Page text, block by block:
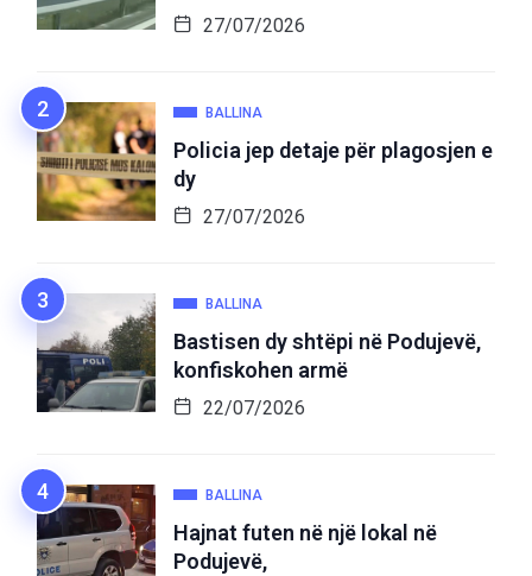
27/07/2026
BALLINA
Policia jep detaje për plagosjen e
dy
27/07/2026
BALLINA
Bastisen dy shtëpi në Podujevë,
konfiskohen armë
22/07/2026
BALLINA
Hajnat futen në një lokal në
Podujevë,